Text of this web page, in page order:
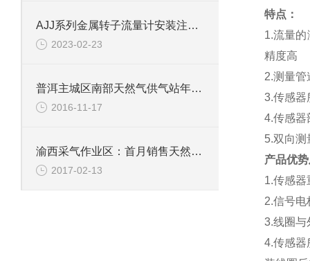
AJJ系列金属转子流量计安装注意事项
2023-02-23
普洱主城区南部天然气供气站年内有望投入使用
2016-11-17
渝西采气作业区：首月销售天然气破6千万方
2017-02-13
特点：
1.流量的
精度高
2.测量管
3.传感器
4.传感器
5.双向测
产品优
1.传感器
2.信号电
3.线圈与
4.传感器